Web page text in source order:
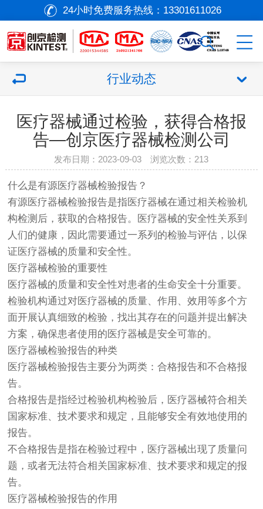
24小时免费服务热线： 13301611026
行业动态
医疗器械通过检验，获得合格报
告—创京医疗器械检测公司
发布日期：2023-09-03 浏览次数： 213
什么是有源医疗器械检验报告？
有源医疗器械检验报告是指 医疗器械在通过相关检验机
构检测后，获取的合格报告。
医疗器械的安全性关系到
人们的健康，因此需要通过一系列的检验与评估，以保
证 医疗器械的质量和安全性。
医疗器械检验的重要性
医疗器械的质量和安全性对患者的生命安全十分重要。
检验机构通过对医疗器械的质量、作用、效用等多个方
面开展认真细致的检验，找出其存在的问题并提出解决
方案，确保患者使用的医疗器械是安全可靠的。
医疗器械检验报告的种类
医疗器械检验报告主要分为两类：合格报告和不合格报
告。
合格报告是指经过检验机构检验后，医疗器械符合相关
国家标准、技术要求和规定，且能够安全有效地使用的
报告。
不合格报告是指在检验过程中，医疗器械出现了质量问
题，或者无法符合相关国家标准、技术要求和规定的报
告。
医疗器械检验报告的作用